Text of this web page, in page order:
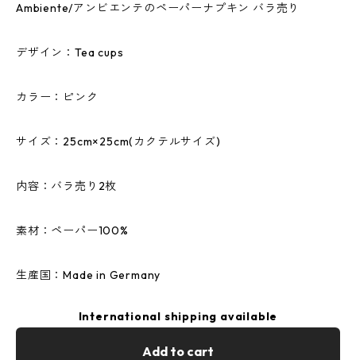
Ambiente/アンビエンテのペーパーナプキン バラ売り
デザイン：Tea cups
カラー：ピンク
サイズ：25cm×25cm(カクテルサイズ)
内容：バラ売り2枚
素材：ペーパー100%
生産国：Made in Germany
International shipping available
Add to cart